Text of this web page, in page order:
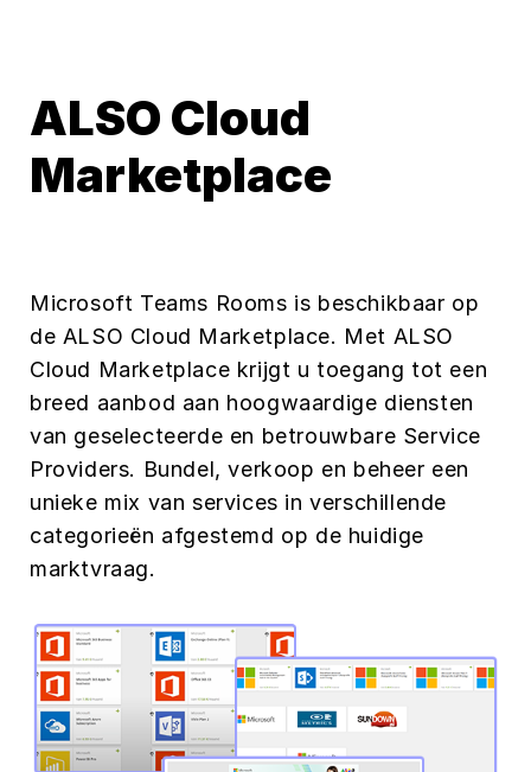
ALSO Cloud
Marketplace
Microsoft Teams Rooms is beschikbaar op
de ALSO Cloud Marketplace. Met ALSO
Cloud Marketplace krijgt u toegang tot een
breed aanbod aan hoogwaardige diensten
van geselecteerde en betrouwbare Service
Providers. Bundel, verkoop en beheer een
unieke mix van services in verschillende
categorieën afgestemd op de huidige
marktvraag.